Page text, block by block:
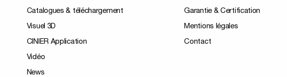
Catalogues & téléchargement
Visuel 3D
CINIER Application
Vidéo
News
Garantie & Certification
Mentions légales
Contact